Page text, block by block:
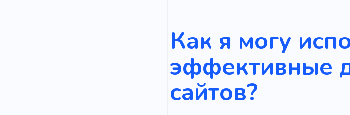
Как я могу
эффективные
сайтов?